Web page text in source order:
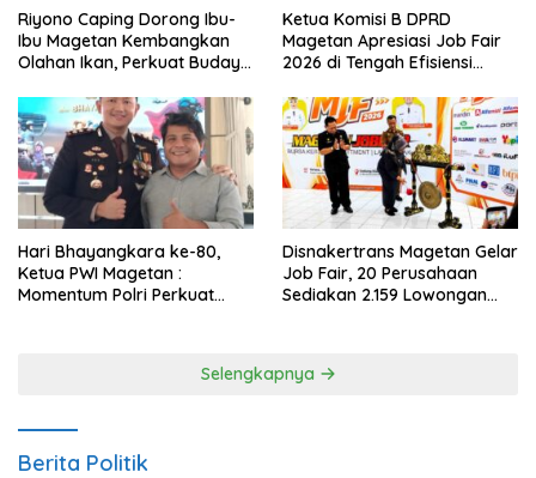
Riyono Caping Dorong Ibu-
Ibu Magetan Kembangkan
Olahan Ikan, Perkuat Budaya
Ketua Komisi B DPRD
Magetan Apresiasi Job Fair
2026 di Tengah Efisiensi
Hari Bhayangkara ke-80,
Ketua PWI Magetan :
Momentum Polri Perkuat
Disnakertrans Magetan Gelar
Job Fair, 20 Perusahaan
Sediakan 2.159 Lowongan
Selengkapnya
Berita Politik